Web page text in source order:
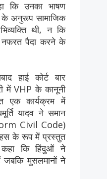
कि उनका भाषण
के अनुरूप सामाजिक
थी, न कि
नफरत पैदा करने के
हाई कोर्ट बार
में VHP के कानूनी
एक कार्यक्रम में
यादव ने समान
Civil Code)
के रूप में प्रस्तुत
कहा कि हिंदुओं ने
जबकि मुसलमानों ने